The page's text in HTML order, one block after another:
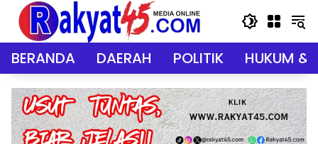
Langsung
konten
BERANDA DAERAH POLITIK HUKUM &